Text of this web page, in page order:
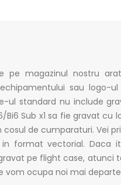
pe magazinul nostru
sau logo-ul
ul standard nu include
Bi6 Sub x1 sa fie gravat
de cumparaturi. Vei
format vectorial. Daca
pe flight case, atunci
vom ocupa noi mai